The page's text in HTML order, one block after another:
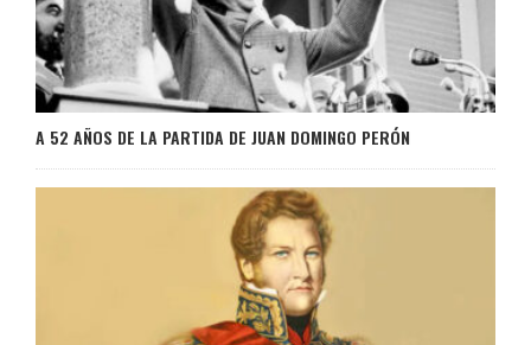
A 52 AÑOS DE LA PARTIDA DE JUAN DOMINGO PERÓN